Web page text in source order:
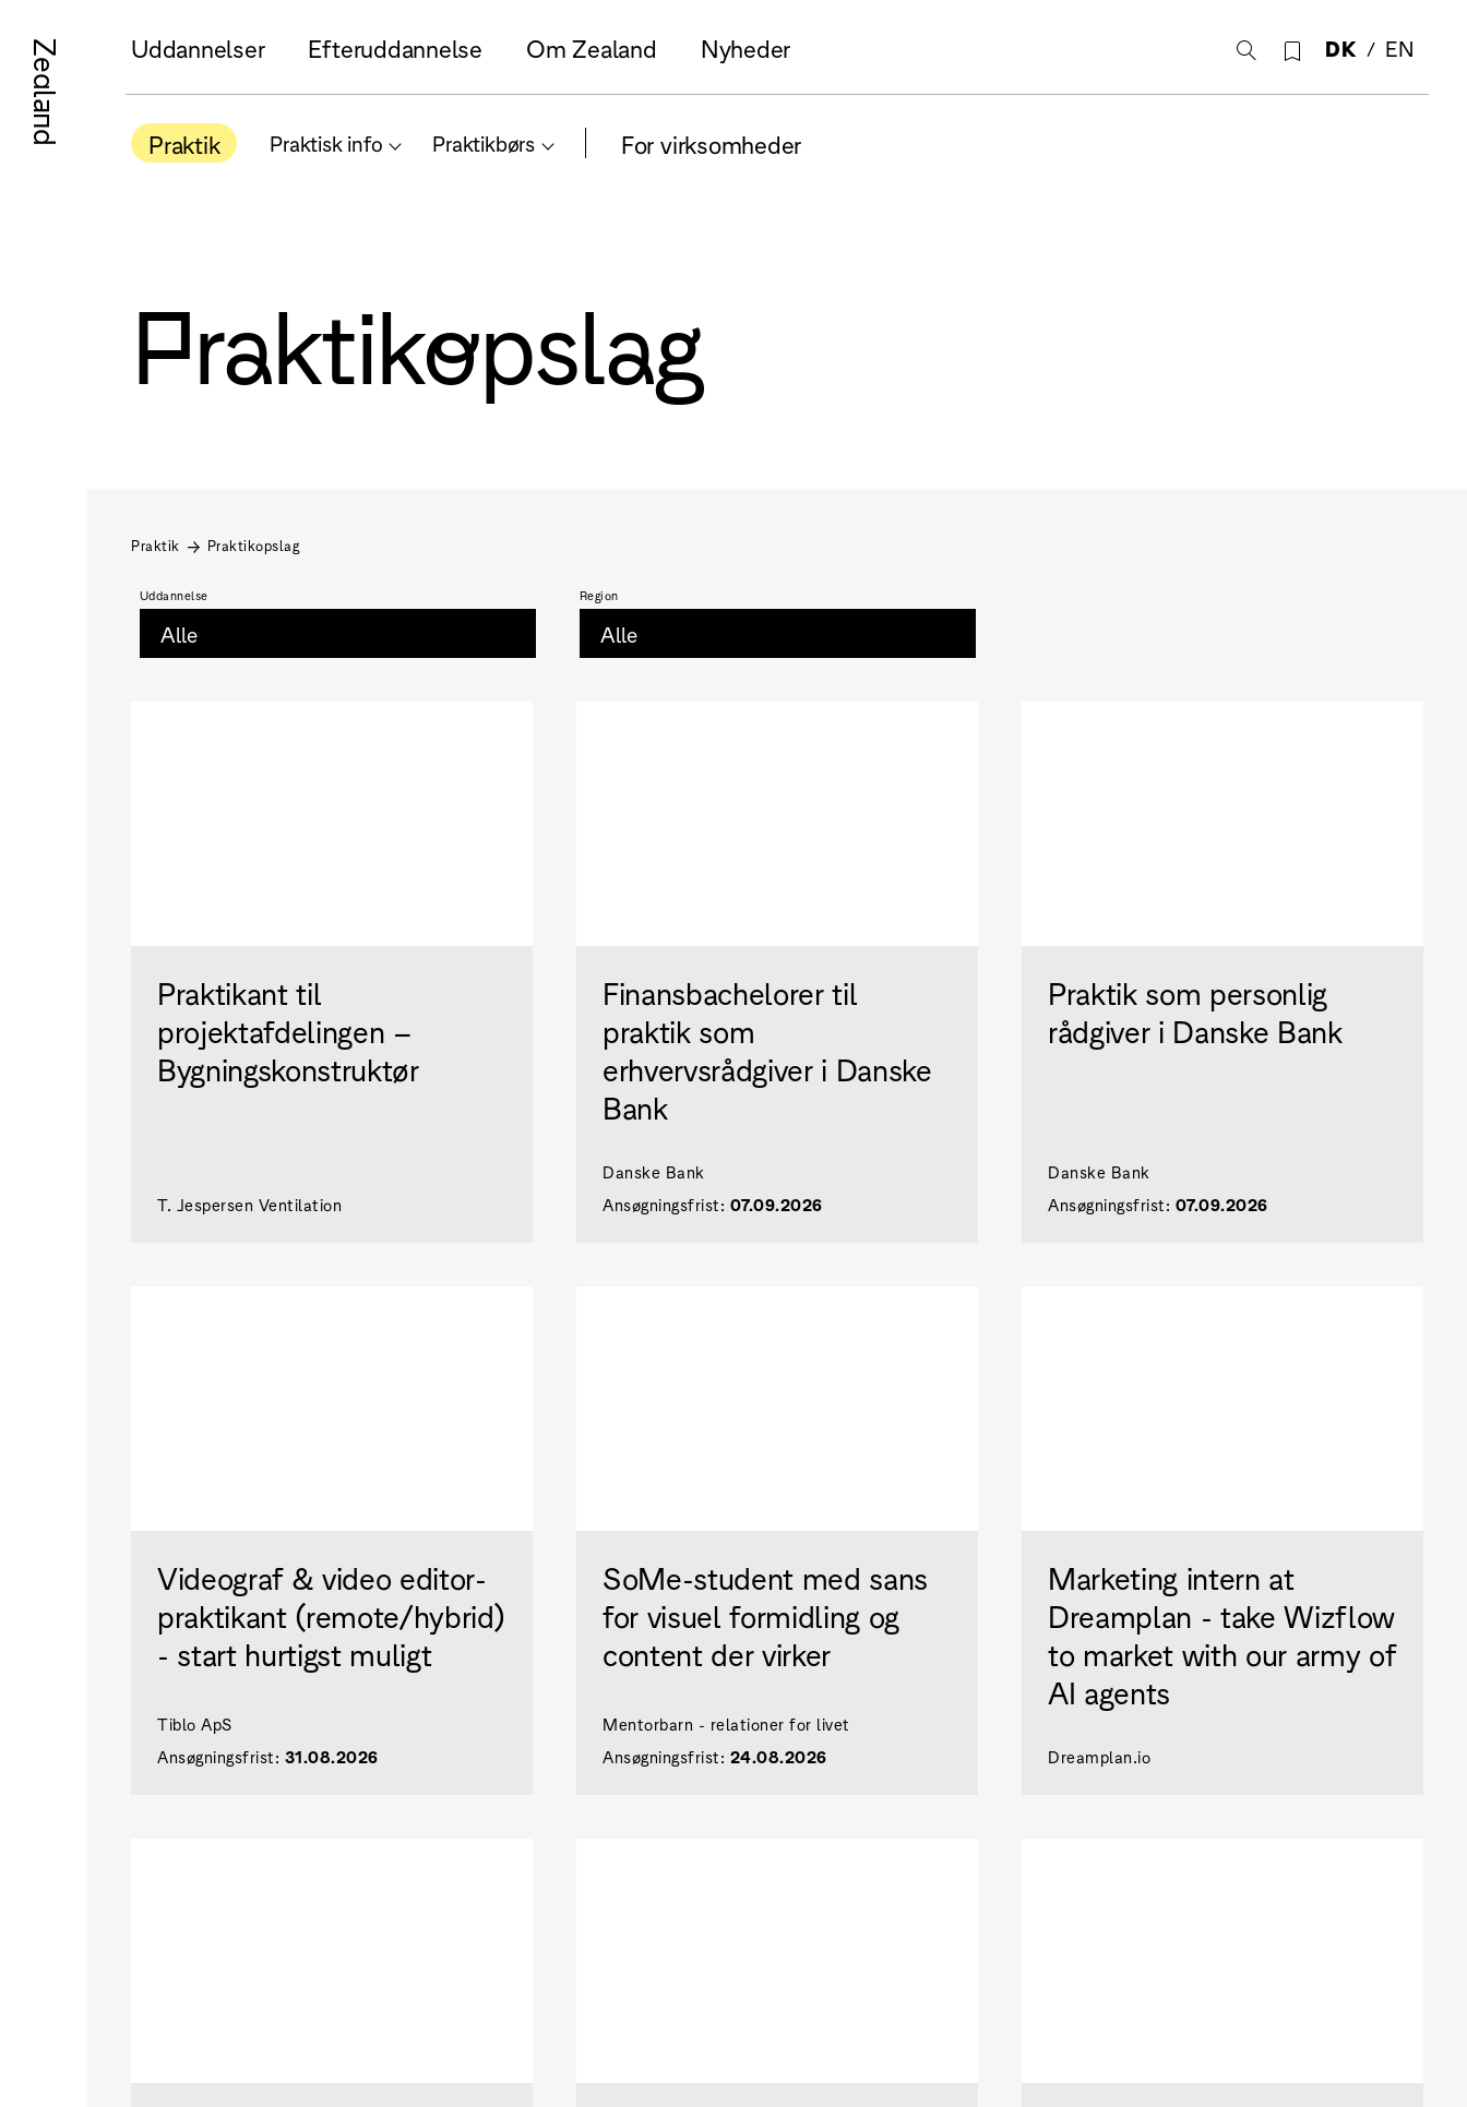
Zealand Uddannelser Efteruddannelse Om Zealand Nyheder DK EN
Praktik Praktisk info Praktikbørs For virksomheder
Praktikopslag
Praktik Praktikopslag
Uddannelse Region
Praktikant til
projektafdelingen –
Bygningskonstruktør
T. Jespersen Ventilation
Finansbachelorer til
praktik som
erhvervsrådgiver i Danske
Bank
Danske Bank
Ansøgningsfrist: 07.09.2026
Praktik som personlig
rådgiver i Danske Bank
Danske Bank
Ansøgningsfrist: 07.09.2026
Videograf & video editor-
praktikant (remote/hybrid)
- start hurtigst muligt
Tiblo ApS
Ansøgningsfrist: 31.08.2026
SoMe-student med sans
for visuel formidling og
content der virker
Mentorbarn - relationer for livet
Ansøgningsfrist: 24.08.2026
Marketing intern at
Dreamplan - take Wizflow
to market with our army of
AI agents
Dreamplan.io